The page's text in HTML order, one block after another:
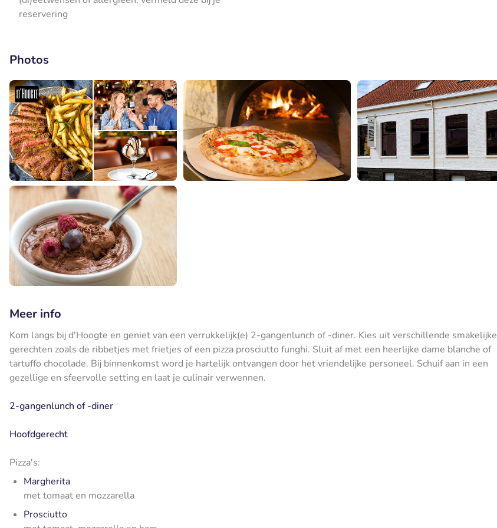
reservering
Photos
Meer info
Kom langs bij d'Hoogte en geniet van een verrukkelijk(e) 2-gangenlunch of -diner. Kies uit verschillende smakelijke
gerechten zoals de ribbetjes met frietjes of een pizza prosciutto funghi. Sluit af met een heerlijke dame blanche of
tartuffo chocolade. Bij binnenkomst word je hartelijk ontvangen door het vriendelijke personeel. Schuif aan in een
gezellige en sfeervolle setting en laat je culinair verwennen.
2-gangenlunch of -diner
Hoofdgerecht
Pizza's:
Margherita
met tomaat en mozzarella
Prosciutto